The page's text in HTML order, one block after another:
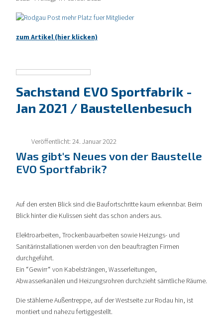
zum Artikel (hier klicken)
Sachstand EVO Sportfabrik -
Jan 2021 / Baustellenbesuch
Veröffentlicht: 24. Januar 2022
Was gibt's Neues von der Baustelle
EVO Sportfabrik?
Auf den ersten Blick sind die Baufortschritte kaum erkennbar. Beim
Blick hinter die Kulissen sieht das schon anders aus.
Elektroarbeiten, Trockenbauarbeiten sowie Heizungs- und
Sanitärinstallationen werden von den beauftragten Firmen
durchgeführt.
Ein “Gewirr“ von Kabelsträngen, Wasserleitungen,
Abwasserkanälen und Heizungsrohren durchzieht sämtliche Räume.
Die stählerne Außentreppe, auf der Westseite zur Rodau hin, ist
montiert und nahezu fertiggestellt.